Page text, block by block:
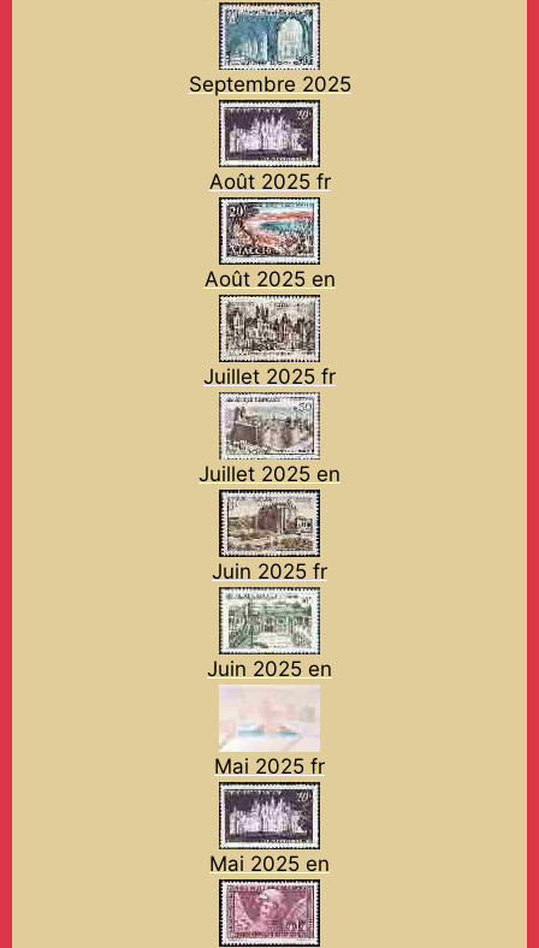
Septembre 2025
Août 2025 fr
Août 2025 en
Juillet 2025 fr
Juillet 2025 en
Juin 2025 fr
Juin 2025 en
Mai 2025 fr
Mai 2025 en